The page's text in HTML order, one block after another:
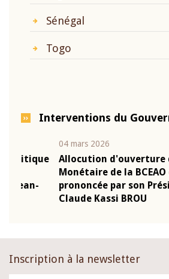
Sénégal
Togo
Interventions du
04 mars 2026
Allocution d'ouverture du
Monétaire de la BCEAO du 4
prononcée par son Président
Claude Kassi BROU
Inscription à la newsletter